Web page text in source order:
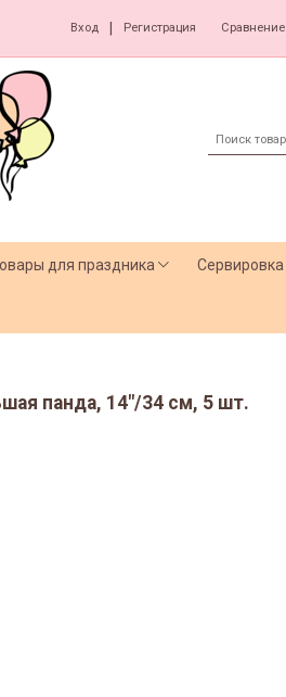
Вход Регистрация Сравнение
для праздника Сервировка
панда, 14"/34 см, 5 шт.